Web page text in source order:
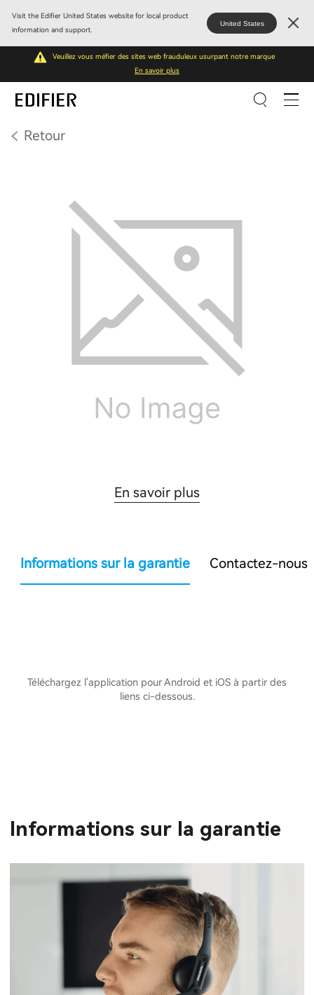
Visit the Edifier United States website for local product
information and support.
United States
Veuillez vous méfier des sites web frauduleux usurpant notre marque
En savoir plus
Retour
En savoir plus
Informations sur la garantie Contactez-nous
Téléchargez l'application pour Android et iOS à partir des
liens ci-dessous.
Informations sur la garantie